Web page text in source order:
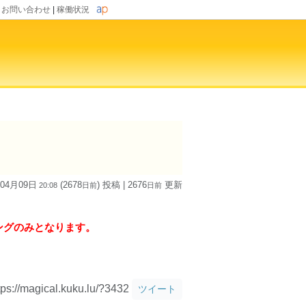
お問い合わせ 稼働状況
月09日 20:08 (2678日前) 投稿 | 2676日前 更新
のみとなります。
magical.kuku.lu/?3432 ツイート